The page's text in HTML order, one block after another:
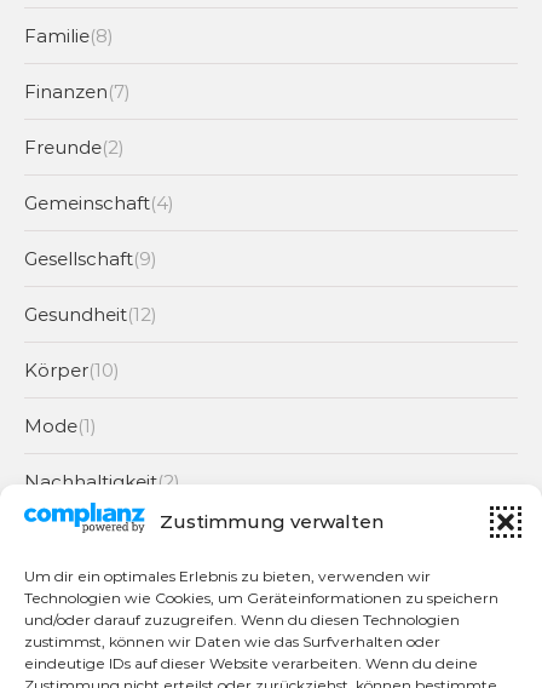
Zustimmung verwalten
Um dir ein optimales Erlebnis zu bieten, verwenden wir
Technologien wie Cookies, um Geräteinformationen zu speichern
und/oder darauf zuzugreifen. Wenn du diesen Technologien
zustimmst, können wir Daten wie das Surfverhalten oder
eindeutige IDs auf dieser Website verarbeiten. Wenn du deine
Familie(8)
Finanzen(7)
Freunde(2)
Gemeinschaft(4)
Gesellschaft(9)
Gesundheit(12)
Körper(10)
Mode(1)
Nachhaltigkeit(2)
Partnerschaft
Portraits(4)
Rezepte(2)